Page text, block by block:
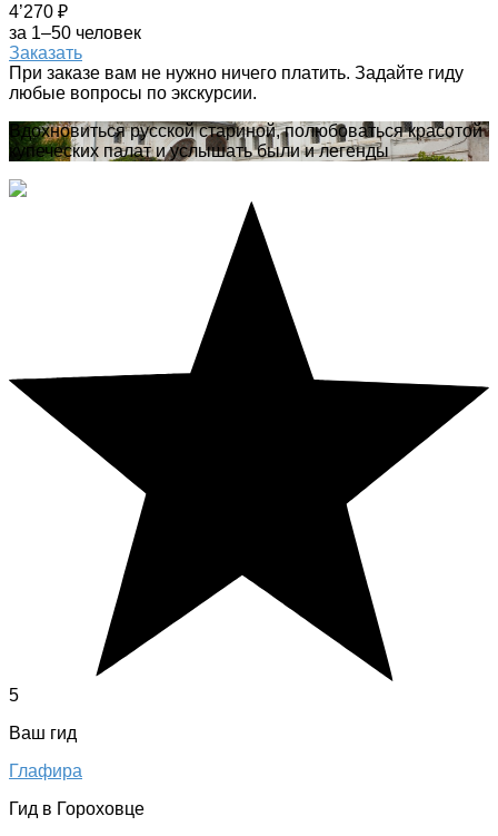
4’270 ₽
за 1–50 человек
Заказать
При заказе вам не нужно ничего платить. Задайте гиду
любые вопросы по экскурсии.
Вдохновиться русской стариной, полюбоваться красотой
купеческих палат и услышать были и легенды
5
Ваш гид
Глафира
Гид в Гороховце